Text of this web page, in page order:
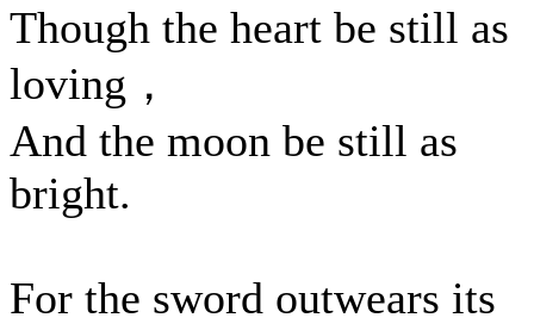
Though the heart be still as
loving，
And the moon be still as
bright.
For the sword outwears its